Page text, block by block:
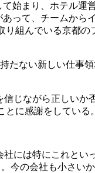
始まり、ホテル運
って、チームから
組んでいる京都の
たない新しい仕事
じながら正しい
とに感謝をしてい
社には特にこれとい
今の会社も小さい